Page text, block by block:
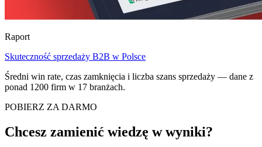
Raport
Skuteczność sprzedaży B2B w Polsce
Średni win rate, czas zamknięcia i liczba szans sprzedaży — dane z
ponad 1200 firm w 17 branżach.
POBIERZ ZA DARMO
Chcesz zamienić wiedzę w wyniki?